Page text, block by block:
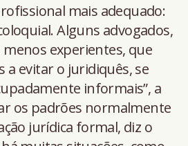
mais adequado:
Alguns advogados,
experientes, que
a evitar o juridiquês, se
informais”, a
os padrões normalmente
jurídica formal, diz o